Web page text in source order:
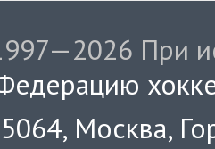
При
Москва,